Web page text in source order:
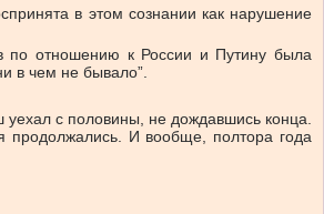
в этом сознании как нарушение
по отношению к России и Путину была
в чем не бывало”.
с половины, не дождавшись конца.
продолжались. И вообще, полтора года